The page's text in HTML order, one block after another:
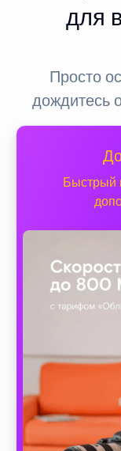
для
Просто
дождитесь
Быстрый